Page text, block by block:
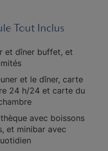
Tout Inclus
et dîner buffet, et
et le dîner, carte
24 h/24 et carte du
avec boissons
et minibar avec